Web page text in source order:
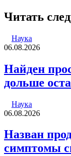
через
электронную
Читать
Наука
06.08.2026
Найден
дольше
Наука
06.08.2026
Назван
симптомы